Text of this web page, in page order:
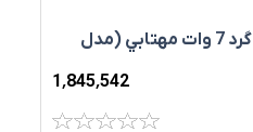
پنل توکار اسليم (باريک) گرد 7 وات مهتابي (مدل
1٬845٬542